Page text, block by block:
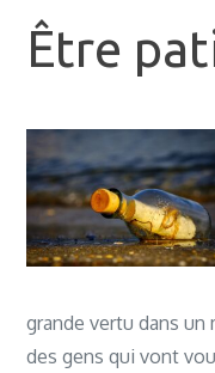
Être
grande vertu dans
des gens qui vont